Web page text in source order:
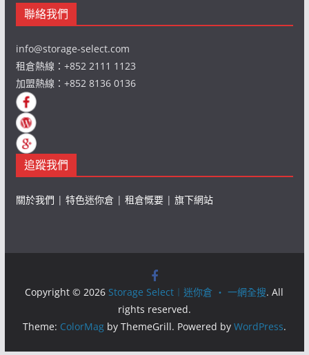
聯絡我們
info@storage-select.com
租倉熱線：+852 2111 1123
加盟熱線：+852 8136 0136
追蹤我們
關於我們 | 特色迷你倉| 租倉慨要| 旗下網站
Copyright © 2026 Storage Select︱迷你倉 ‧ 一網全搜. All
rights reserved.
Theme: ColorMagby ThemeGrill. Powered by WordPress.